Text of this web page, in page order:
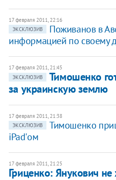
17 февраля 2011, 22:16
ЭКСКЛЮЗИВ
Поживанов в
информацией по своему
17 февраля 2011, 21:45
ЭКСКЛЮЗИВ
Тимошенко
за украинскую землю
17 февраля 2011, 21:38
ЭКСКЛЮЗИВ
Тимошенко
iPad'ом
17 февраля 2011, 21:25
Гриценко: Янукович не